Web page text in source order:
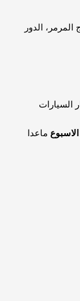
المرمر، الدور
السيارات
ماعدا